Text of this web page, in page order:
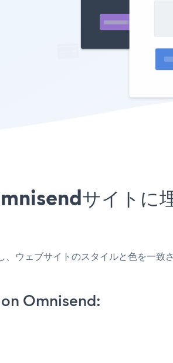
サイトに
ウェブサイトのスタイルと色を一
Omnisend: